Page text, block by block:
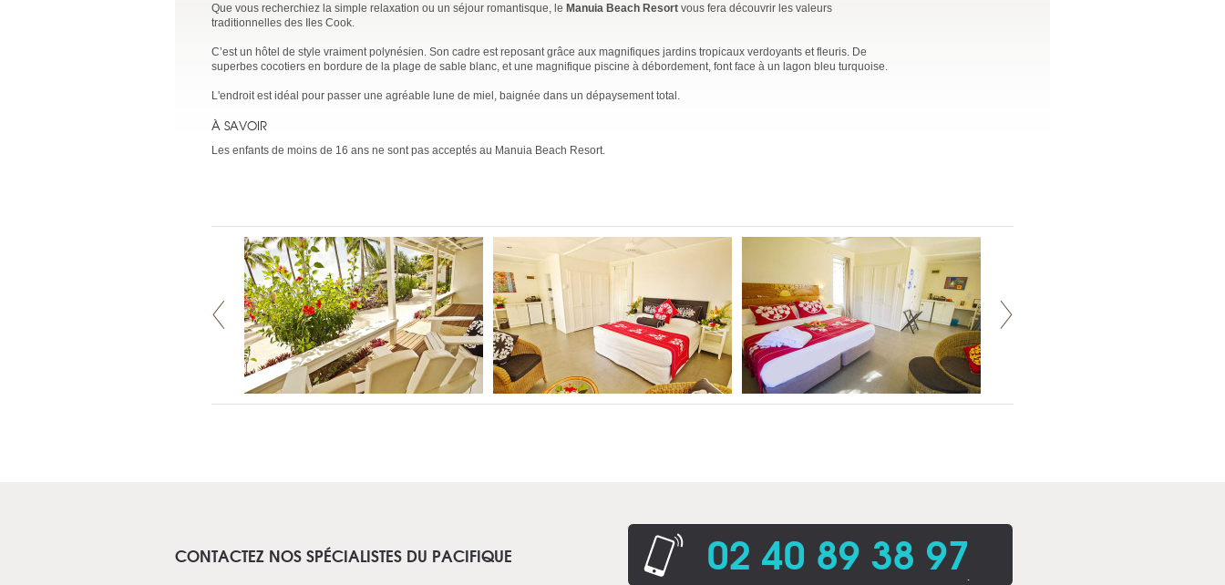
Que vous recherchiez la simple relaxation ou un séjour romantisque, le Manuia Beach Resort vous fera découvrir les valeurs
traditionnelles des Iles Cook.
C’est un hôtel de style vraiment polynésien. Son cadre est reposant grâce aux magnifiques jardins tropicaux verdoyants et fleuris. De
superbes cocotiers en bordure de la plage de sable blanc, et une magnifique piscine à débordement, font face à un lagon bleu turquoise.
L'endroit est idéal pour passer une agréable lune de miel, baignée dans un dépaysement total.
À SAVOIR
Les enfants de moins de 16 ans ne sont pas acceptés au Manuia Beach Resort.
CONTACTEZ NOS SPÉCIALISTES DU PACIFIQUE 02 40 89 38 97.